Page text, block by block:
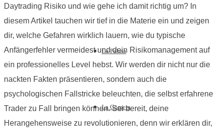
La Palma
La Gomera
Daytrading Risiko und wie gehe ich damit richtig um? In
diesem Artikel tauchen wir tief in die Materie ein und zeigen
dir, welche Gefahren wirklich lauern, wie du typische
Anfängerfehler vermeidest und dein Risikomanagement auf
ein professionelles Level hebst. Wir werden dir nicht nur die
nackten Fakten präsentieren, sondern auch die
psychologischen Fallstricke beleuchten, die selbst erfahrene
Trader zu Fall bringen können. Sei bereit, deine
Herangehensweise zu revolutionieren, denn wir erklären dir,